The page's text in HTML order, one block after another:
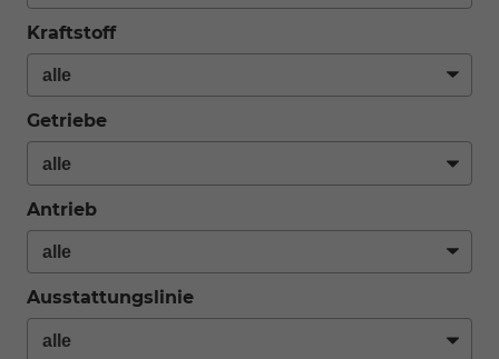
Kraftstoff
Getriebe
Antrieb
Ausstattungslinie